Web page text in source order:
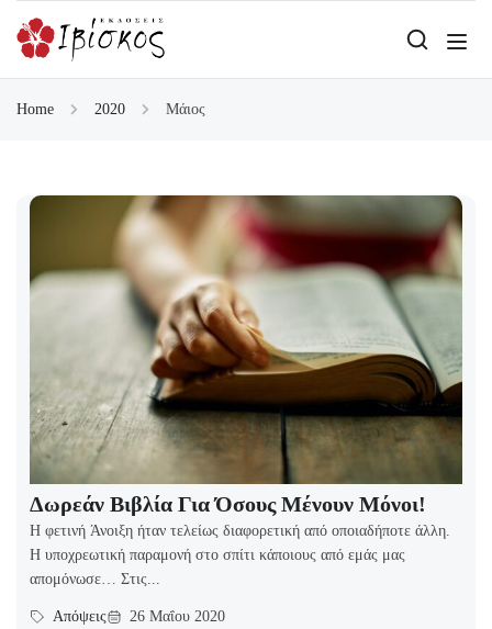
Home 2020 Μάιος
Δωρεάν Βιβλία Για Όσους Μένουν Μόνοι!
Η φετινή Άνοιξη ήταν τελείως διαφορετική από οποιαδήποτε άλλη.
Η υποχρεωτική παραμονή στο σπίτι κάποιους από εμάς μας
απομόνωσε… Στις...
Απόψεις 26 Μαΐου 2020